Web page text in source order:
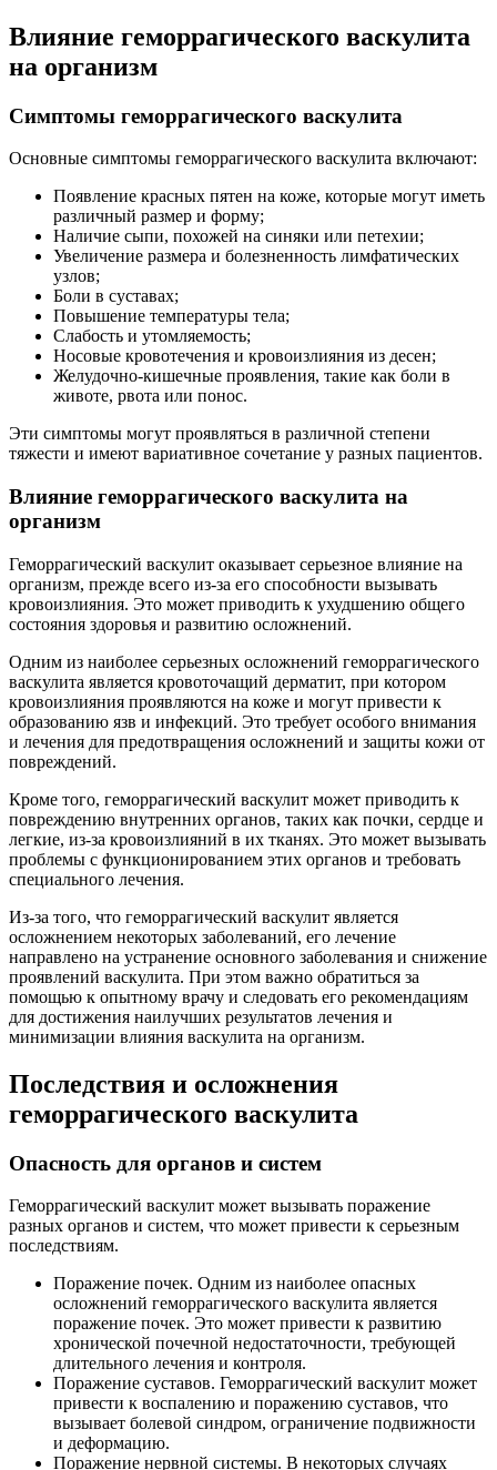
Влияние геморрагического васкулита
на организм
Симптомы геморрагического васкулита
Основные симптомы геморрагического васкулита включают:
Появление красных пятен на коже, которые могут иметь
различный размер и форму;
Наличие сыпи, похожей на синяки или петехии;
Увеличение размера и болезненность лимфатических
узлов;
Боли в суставах;
Повышение температуры тела;
Слабость и утомляемость;
Носовые кровотечения и кровоизлияния из десен;
Желудочно-кишечные проявления, такие как боли в
животе, рвота или понос.
Эти симптомы могут проявляться в различной степени
тяжести и имеют вариативное сочетание у разных пациентов.
Влияние геморрагического васкулита на
организм
Геморрагический васкулит оказывает серьезное влияние на
организм, прежде всего из-за его способности вызывать
кровоизлияния. Это может приводить к ухудшению общего
состояния здоровья и развитию осложнений.
Одним из наиболее серьезных осложнений геморрагического
васкулита является кровоточащий дерматит, при котором
кровоизлияния проявляются на коже и могут привести к
образованию язв и инфекций. Это требует особого внимания
и лечения для предотвращения осложнений и защиты кожи от
повреждений.
Кроме того, геморрагический васкулит может приводить к
повреждению внутренних органов, таких как почки, сердце и
легкие, из-за кровоизлияний в их тканях. Это может вызывать
проблемы с функционированием этих органов и требовать
специального лечения.
Из-за того, что геморрагический васкулит является
осложнением некоторых заболеваний, его лечение
направлено на устранение основного заболевания и снижение
проявлений васкулита. При этом важно обратиться за
помощью к опытному врачу и следовать его рекомендациям
для достижения наилучших результатов лечения и
минимизации влияния васкулита на организм.
Последствия и осложнения
геморрагического васкулита
Опасность для органов и систем
Геморрагический васкулит может вызывать поражение
разных органов и систем, что может привести к серьезным
последствиям.
Поражение почек. Одним из наиболее опасных
осложнений геморрагического васкулита является
поражение почек. Это может привести к развитию
хронической почечной недостаточности, требующей
длительного лечения и контроля.
Поражение суставов. Геморрагический васкулит может
привести к воспалению и поражению суставов, что
вызывает болевой синдром, ограничение подвижности
и деформацию.
Поражение нервной системы. В некоторых случаях